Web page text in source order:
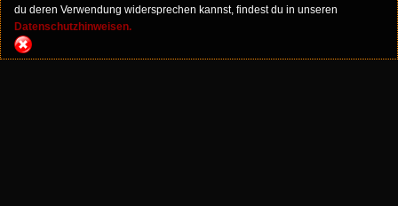
du deren Verwendung widersprechen kannst, findest du in unseren
Datenschutzhinweisen.